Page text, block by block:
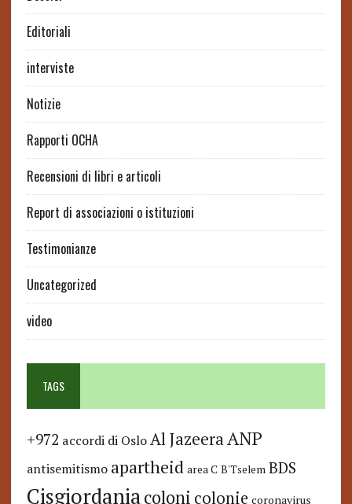
Editoriali
interviste
Notizie
Rapporti OCHA
Recensioni di libri e articoli
Report di associazioni o istituzioni
Testimonianze
Uncategorized
video
TAGS
+972 accordi di Oslo Al JazeeraANP
antisemitismo apartheid area C B'Tselem BDS
Cisgiordaniacoloni colonie coronavirus